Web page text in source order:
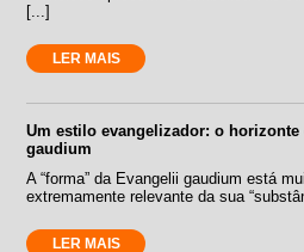
[...]
LER MAIS
Um estilo evangelizador: o
gaudium
A “forma” da Evangelii gaudium está
extremamente relevante da sua
LER MAIS